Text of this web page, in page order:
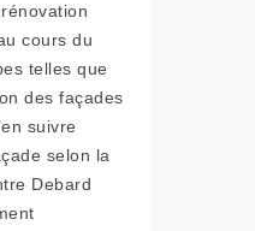
cours du
telles que
des façades
suivre
selon la
Debard